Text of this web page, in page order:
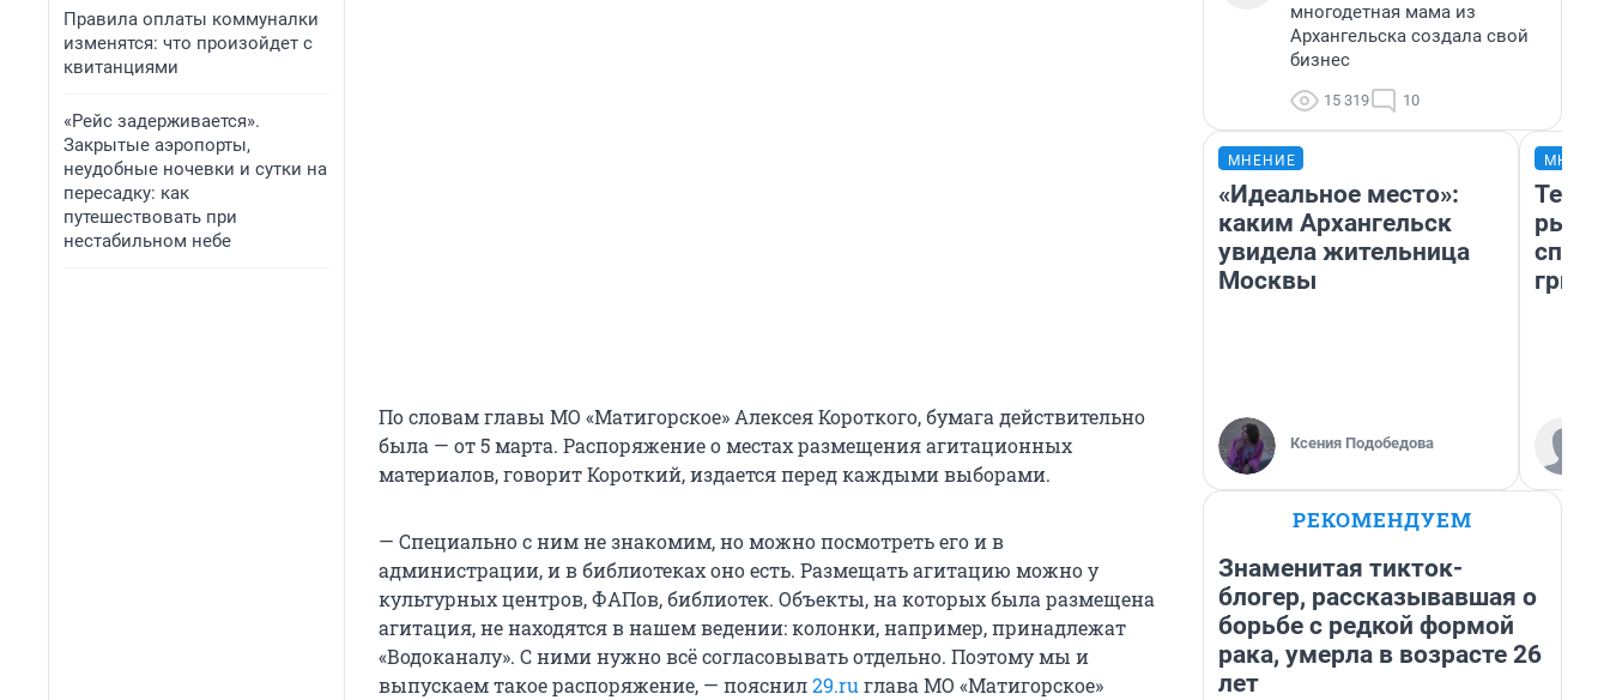
Правила оплаты коммуналки
изменятся: что произойдет с
квитанциями
«Рейс задерживается».
Закрытые аэропорты,
неудобные ночевки и сутки на
пересадку: как
путешествовать при
нестабильном небе
По словам главы МО «Матигорское» Алексея Короткого, бумага действительно
была — от 5 марта. Распоряжение о местах размещения агитационных
материалов, говорит Короткий, издается перед каждыми выборами.
— Специально с ним не знакомим, но можно посмотреть его и в
администрации, и в библиотеках оно есть. Размещать агитацию можно у
культурных центров, ФАПов, библиотек. Объекты, на которых была размещена
агитация, не находятся в нашем ведении: колонки, например, принадлежат
«Водоканалу». С ними нужно всё согласовывать отдельно. Поэтому мы и
выпускаем такое распоряжение, — пояснил29.ru глава МО «Матигорское»
многодетная мама из
Архангельска создала свой
бизнес
15 319 10
МНЕНИЕ
«Идеальное место»:
каким Архангельск
увидела жительница
Москвы
Ксения Подобедова
РЕКОМЕНДУЕМ
Знаменитая тикток-
блогер, рассказывавшая о
борьбе с редкой формой
рака, умерла в возрасте 26
лет